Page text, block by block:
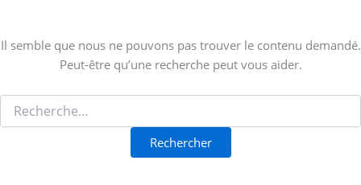
Il semble que nous ne pouvons pas trouver le contenu demandé.
Peut-être qu’une recherche peut vous aider.